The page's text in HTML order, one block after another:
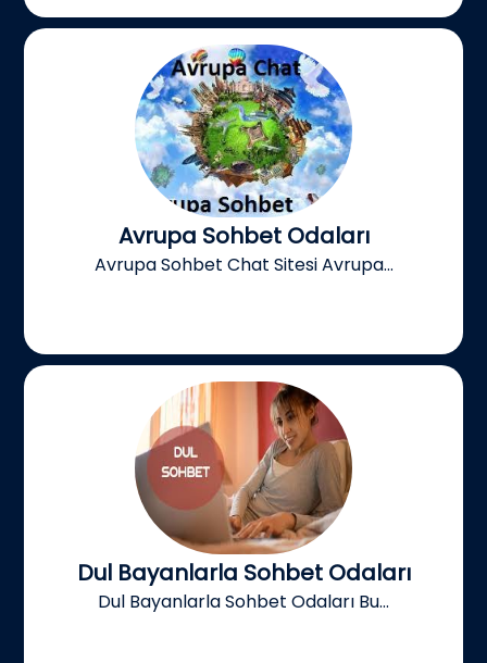
Avrupa Sohbet Odaları
Avrupa Sohbet Chat Sitesi Avrupa...
Dul Bayanlarla Sohbet Odaları
Dul Bayanlarla Sohbet Odaları Bu...